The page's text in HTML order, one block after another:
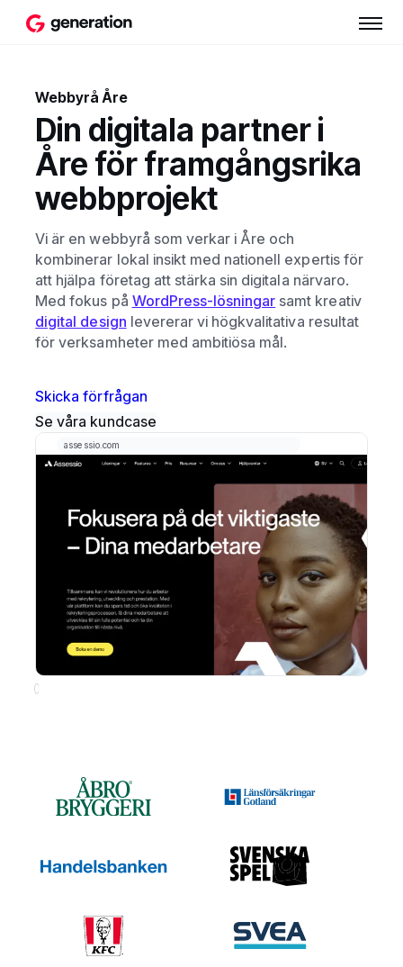
Webbyrå Åre
Din digitala partner i
Åre för framgångsrika
webbprojekt
Vi är en webbyrå som verkar i Åre och
kombinerar lokal insikt med nationell expertis för
att hjälpa företag att stärka sin digitala närvaro.
Med fokus på WordPress-lösningar samt kreativ
digital design levererar vi högkvalitativa resultat
för verksamheter med ambitiösa mål.
Skicka förfrågan
Se våra kundcase